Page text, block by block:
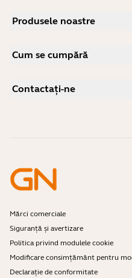
Cariere
Știri și comunicate de presă
Produsele noastre
Boxe cu microfon
Camere personale
Cum se cumpără
Contactați-ne
Mărci comerciale
Siguranță și avertizare
Politica privind modulele cookie
Modificare consimțământ pentru
Declarație de conformitate